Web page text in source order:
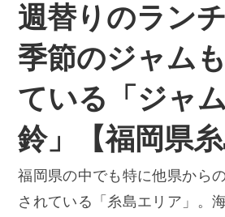
週替りのラン
季節のジャム
ている「ジャ
鈴」【福岡県糸
福岡県の中でも特に他県から
されている「糸島エリア」。